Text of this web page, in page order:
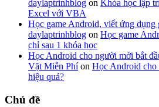
daylaptrinhblog on Khóa học lập
Excel với VBA
Học game Android, viết ứng dụng
daylaptrinhblog on Học game
chỉ sau 1 khóa học
Học Android cho người mới bắt
Vặt Miễn Phíon Học Android cho
hiệu quả?
Chủ đề